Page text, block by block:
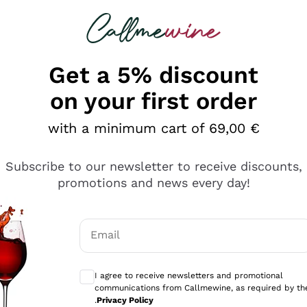
looking for
diversi e con un ampio range di prezzo. Le
Get a 5% discount
on your first order
with a minimum cart of 69,00 €
Subscribe to our newsletter to receive discounts,
promotions and news every day!
Email
I agree to receive newsletters and promotional
communications from Callmewine, as required by
.Privacy Policy